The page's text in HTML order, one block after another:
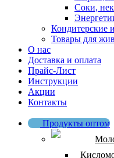
Соки,
Кондитерские
Товары для
О нас
Доставка и оплата
Прайс-Лист
Инструкции
Акции
Контакты
Продукты оптом